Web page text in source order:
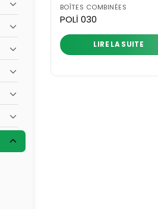
BOÎTES COMBINÉES
POLİ 030
LIRE LA SUITE